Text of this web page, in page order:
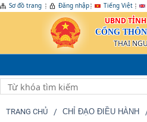
Sơ đồ trang Đăng nhập Tiếng Việt
UBND
CỔNG
THAI
TRANG CHỦ CHỈ ĐẠO ĐIỀU HÀNH